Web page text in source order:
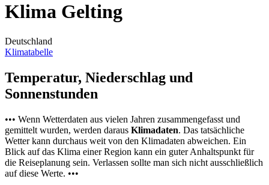
Klima Gelting
Deutschland
Klimatabelle
Temperatur, Niederschlag und
Sonnenstunden
••• Wenn Wetterdaten aus vielen Jahren zusammengefasst und
gemittelt wurden, werden daraus Klimadaten. Das tatsächliche
Wetter kann durchaus weit von den Klimadaten abweichen. Ein
Blick auf das Klima einer Region kann ein guter Anhaltspunkt für
die Reiseplanung sein. Verlassen sollte man sich nicht ausschließlich
auf diese Werte. •••